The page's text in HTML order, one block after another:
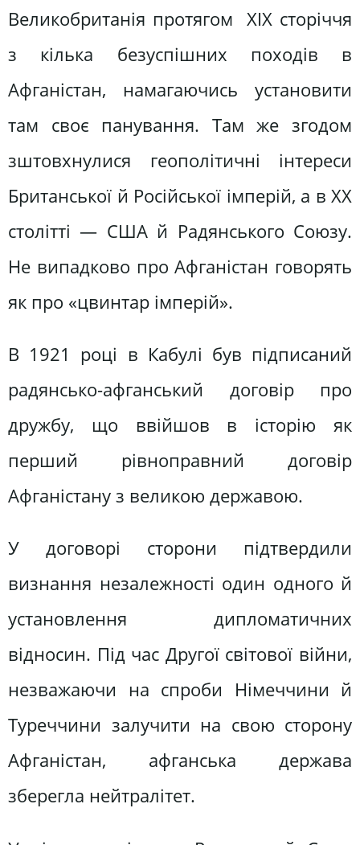
Великобританія протягом ХІХ сторіччя
з кілька безуспішних походів в
Афганістан, намагаючись установити
там своє панування. Там же згодом
зштовхнулися геополітичні інтереси
Британської й Російської імперій, а в ХХ
столітті — США й Радянського Союзу.
Не випадково про Афганістан говорять
як про «цвинтар імперій».
В 1921 році в Кабулі був підписаний
радянсько-афганський договір про
дружбу, що ввійшов в історію як
перший рівноправний договір
Афганістану з великою державою.
У договорі сторони підтвердили
визнання незалежності один одного й
установлення дипломатичних
відносин. Під час Другої світової війни,
незважаючи на спроби Німеччини й
Туреччини залучити на свою сторону
Афганістан, афганська держава
зберегла нейтралітет.